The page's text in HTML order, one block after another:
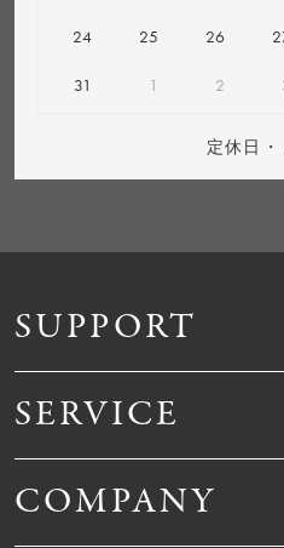
SUPPORT
SERVICE
COMPANY
24 25 26
31 1 2
定休日